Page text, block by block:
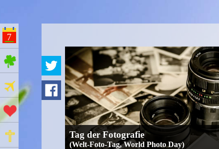
7
ges Feiertage
Ferien
Aktionstage
GedenktageTag der Fotografie
(Welt-Foto-Tag, World Photo Day)